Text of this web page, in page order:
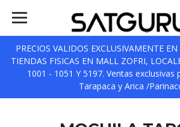
PRECIOS VALIDOS EXCLUSIVAMENTE
TIENDAS FISICAS EN MALL ZOFRI,
1001 - 1051 Y 5197. Ventas exclusivas
Tarapaca y Arica /